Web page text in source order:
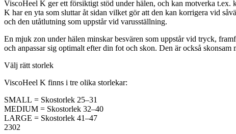
ViscoHeel K ger ett försiktigt stöd under hälen, och kan motverka
K har en yta som sluttar åt sidan vilket gör att den kan korrigera vid
och den utåtlutning som uppstår vid varusställning.
En mjuk zon under hälen minskar besvären som uppstår vid tryck,
och anpassar sig optimalt efter din fot och skon. Den är också skonsam
Välj rätt storlek
ViscoHeel K finns i tre olika storlekar:
SMALL = Skostorlek 25–31
MEDIUM = Skostorlek 32–40
LARGE = Skostorlek 41–47
2302